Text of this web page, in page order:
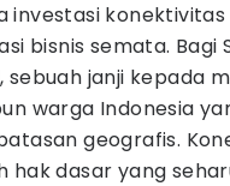
investasi
bisnis semata. Bagi
sebuah janji kepada
warga Indonesia
geografis.
hak dasar yang